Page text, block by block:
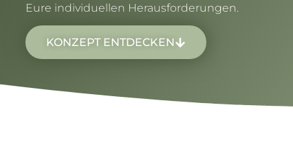
Eure individuellen Herausforderungen.
KONZEPT ENTDECKEN